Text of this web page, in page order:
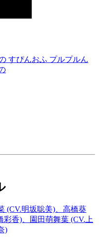
すぴんおふ プルプルん
(CV.明坂聡美)、高橋葵
彩香)、園田萌舞葉 (CV.上
)